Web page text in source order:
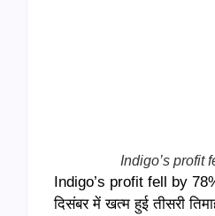
Indigo’s profit
Indigo’s profit fell by
दिसंबर में खत्म हुई तीसरी